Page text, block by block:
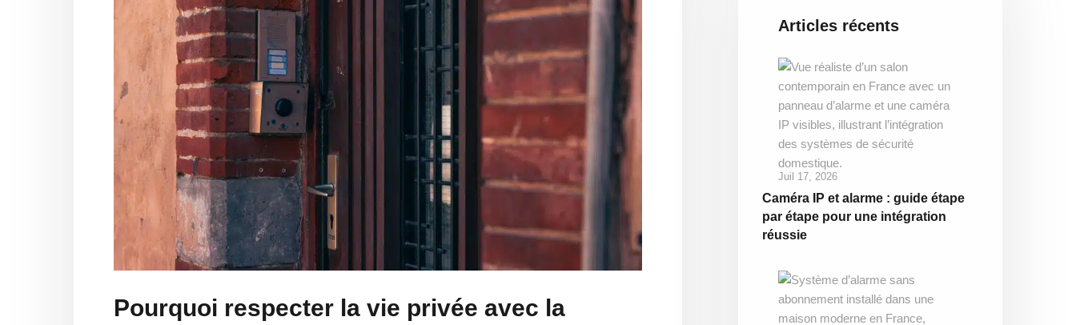
Pourquoi respecter la vie privée avec la
Articles récents
Juil 17, 2026
Caméra IP et alarme : guide étape
par étape pour une intégration
réussie